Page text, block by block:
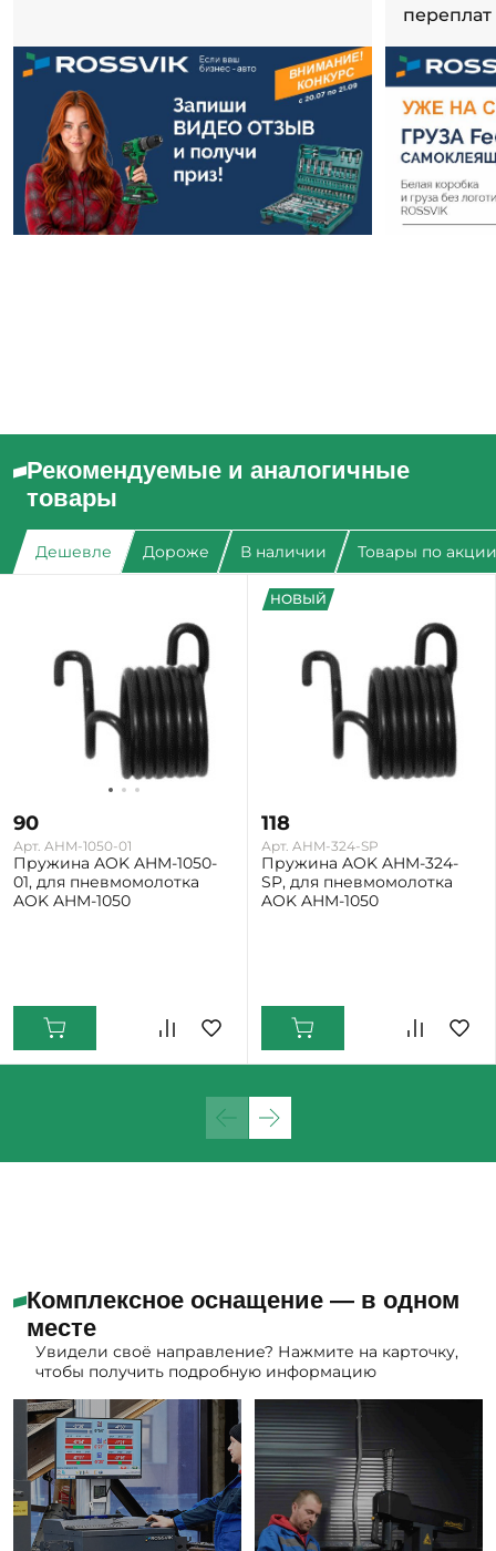
переплат
Рекомендуемые и аналогичные
товары
Дешевле Дороже В наличии Товары по акции
90
Арт. AHM-1050-01
Пружина AOK AHM-1050-
01, для пневмомолотка
AOK AHM-1050
НОВЫЙ
118
Арт. AHM-324-SP
Пружина AOK AHM-324-
SP, для пневмомолотка
AOK AHM-1050
Комплексное оснащение — в одном
месте
Увидели своё направление? Нажмите на карточку,
чтобы получить подробную информацию